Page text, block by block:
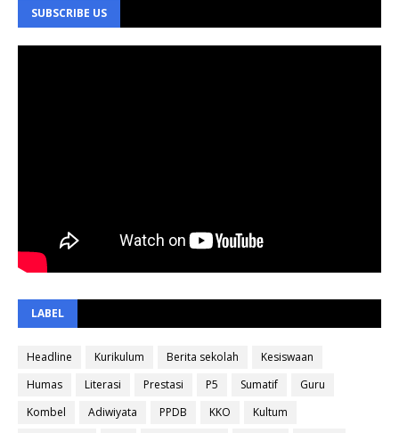
SUBSCRIBE US
LABEL
Headline Kurikulum Berita sekolah
Kesiswaan
Humas
Literasi Prestasi P5 Sumatif
Guru
Kombel
Adiwiyata PPDB KKO
Kultum